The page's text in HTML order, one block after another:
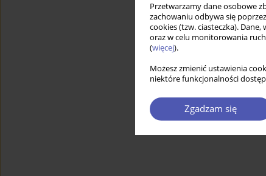
Przetwarzamy dane osobowe
zachowaniu odbywa się
cookies (tzw. ciasteczka).
oraz w celu monitorowania
(więcej).
Możesz zmienić ustawienia
niektóre funkcjonalności
Zgadzam się